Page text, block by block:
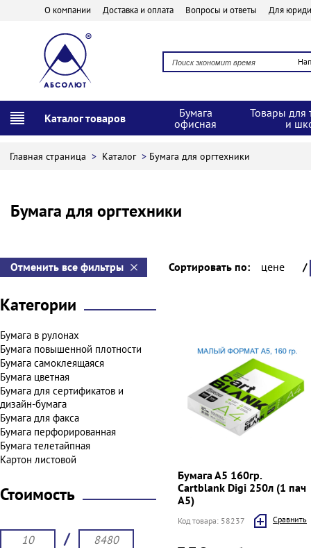
О компании Доставка и оплата Вопросы и ответы Для
Каталог товаров
Бумага
офисная
Товары для
и
Главная страница > Каталог > Бумага для оргтехники
Бумага для оргтехники
Отменить все фильтры Сортировать по: цене /
Категории
Бумага в рулонах
Бумага повышенной плотности
Бумага самоклеящаяся
Бумага цветная
Бумага для сертификатов и
дизайн-бумага
Бумага для факса
Бумага перфорированная
Бумага телетайпная
Картон листовой
Стоимость
/
Бумага А5 160гр.
Cartblank Digi 250л (1 пач
А5)
Код товара: 58237 Cравнить